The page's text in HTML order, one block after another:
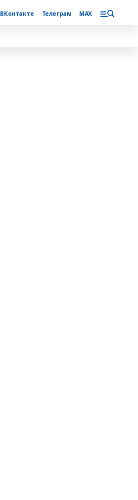
ВКонтакте Телеграм MAX